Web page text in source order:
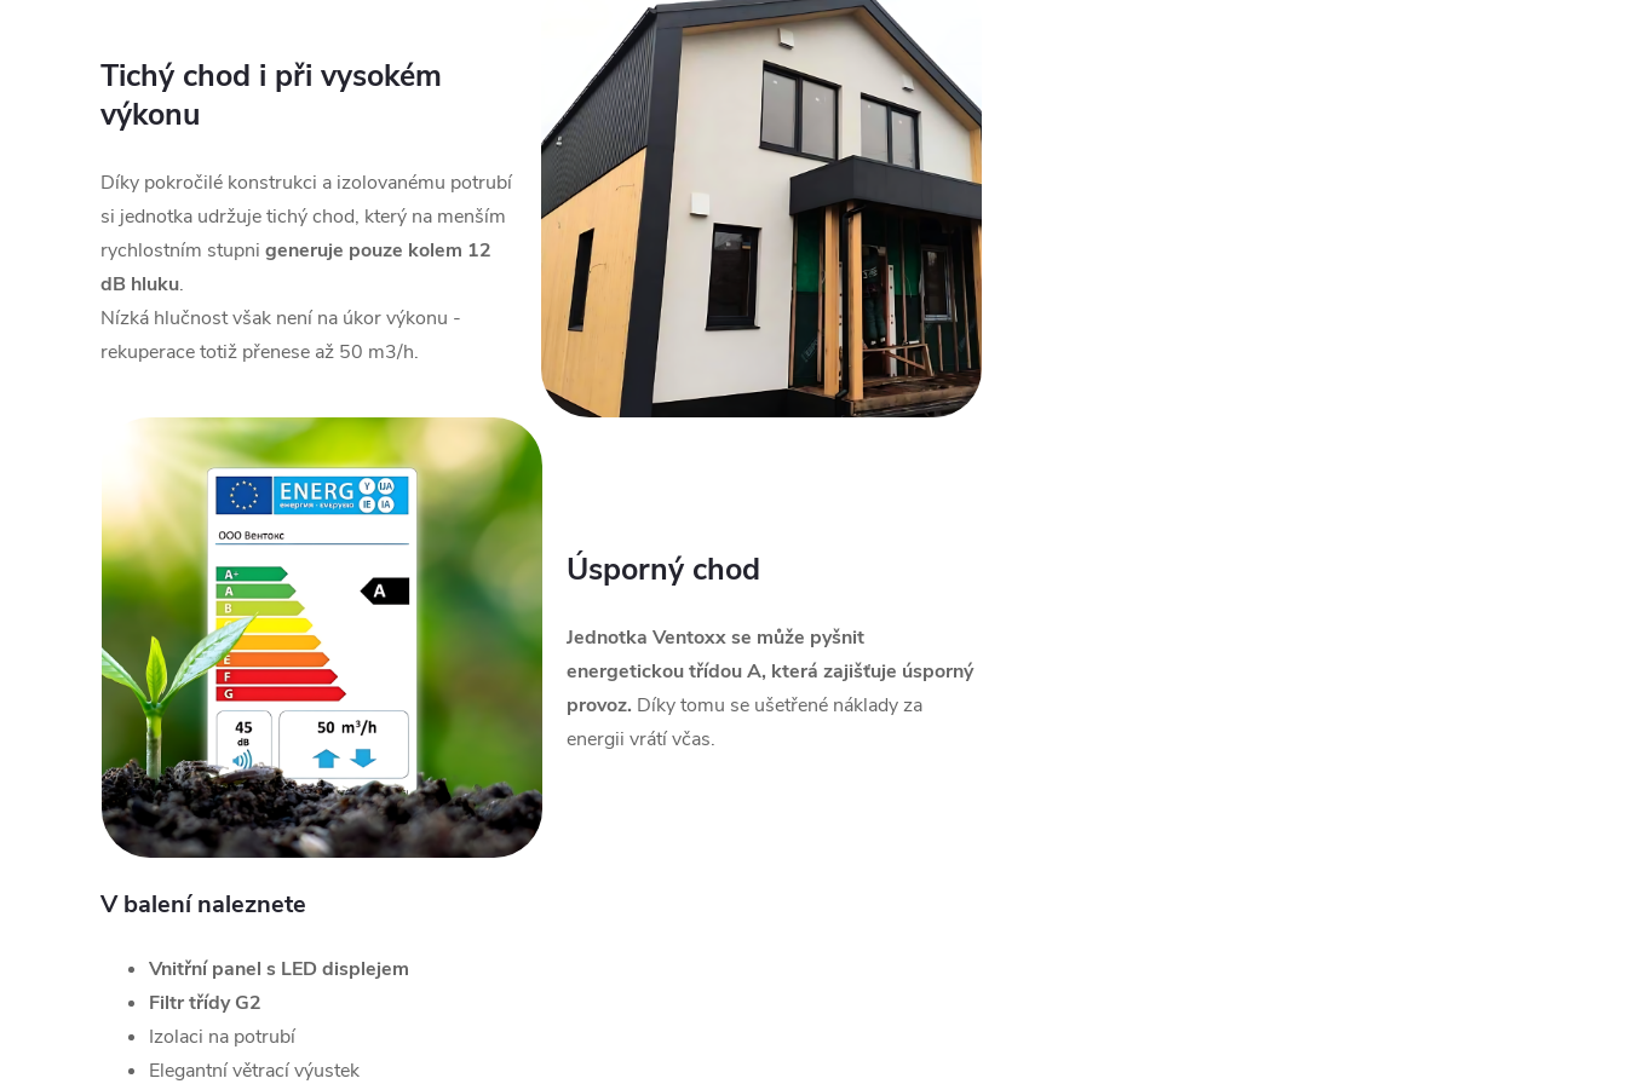
Tichý chod i při vysokém
výkonu
Díky pokročilé konstrukci a izolovanému potrubí
si jednotka udržuje tichý chod, který na menším
rychlostním stupni generuje pouze kolem 12
dB hluku.
Nízká hlučnost však není na úkor výkonu -
rekuperace totiž přenese až 50 m3/h.
Úsporný chod
Jednotka Ventoxx se může pyšnit
energetickou třídou A, která zajišťuje úsporný
provoz. Díky tomu se ušetřené náklady za
energii vrátí včas.
V balení naleznete
Vnitřní panel s LED displejem
Filtr třídy G2
Izolaci na potrubí
Elegantní větrací výustek